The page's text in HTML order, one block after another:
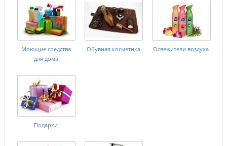
Моющие средства
для дома
Обувная косметика Освежители воздуха
Подарки